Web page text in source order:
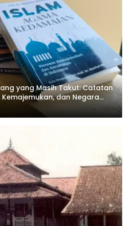
yang Masih Takut: Catatan
dan Negara
Abdillah